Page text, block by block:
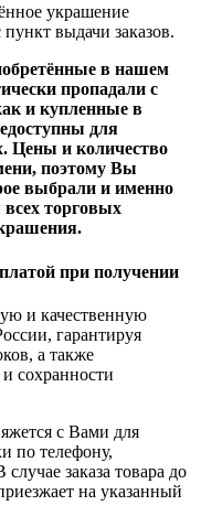
украшение
выдачи заказов.
в нашем
пропадали с
и купленные в
для
Цены и количество
поэтому Вы
выбрали и именно
всех торговых
при получении
и качественную
гарантируя
а также
сохранности
с Вами для
по телефону,
заказа товара до
на указанный